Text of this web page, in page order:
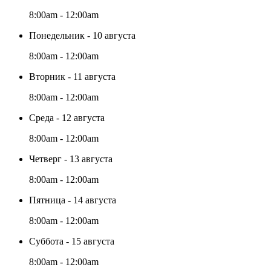
8:00am - 12:00am
Понедельник - 10 августа
8:00am - 12:00am
Вторник - 11 августа
8:00am - 12:00am
Среда - 12 августа
8:00am - 12:00am
Четверг - 13 августа
8:00am - 12:00am
Пятница - 14 августа
8:00am - 12:00am
Суббота - 15 августа
8:00am - 12:00am